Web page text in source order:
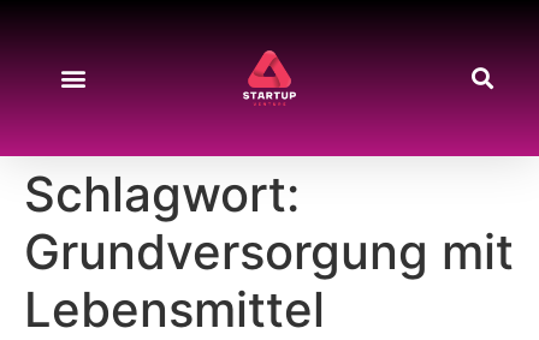
Schlagwort:
Grundversorgung mit
Lebensmittel